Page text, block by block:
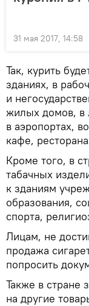
31 мая 2017, 14:58
Так, курить
зданиях, в
и
жилых домов, в
в аэропортах,
кафе,
Кроме того, в
табачных
к зданиям
образования,
спорта,
Лицам, не
продажа
попросить
Также в стране
на другие